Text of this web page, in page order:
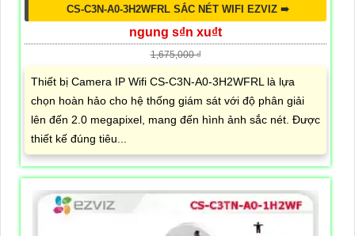
CS-C3N-A0-3H2WFRL SẮC NÉT WIFI EZVIZ ➠
ngung s₫n xu₫t
1,675,000 ₫
Thiết bị Camera IP Wifi CS-C3N-A0-3H2WFRL là lựa
chọn hoàn hảo cho hệ thống giám sát với độ phân giải
lên đến 2.0 megapixel, mang đến hình ảnh sắc nét. Được
thiết kế đúng tiêu...